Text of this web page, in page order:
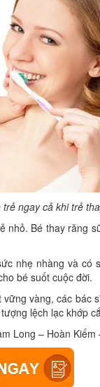
ngay cả khi trẻ
Bé thay răng
nhẹ nhàng và có
bé suốt cuộc đời.
vàng, các bác
lệch lạc khớp
Long – Hoàn